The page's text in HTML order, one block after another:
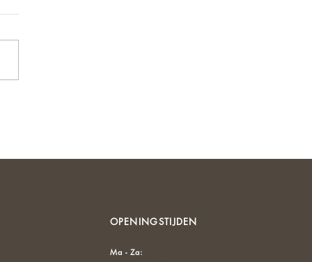
OPENINGSTIJDEN
Ma - Za: